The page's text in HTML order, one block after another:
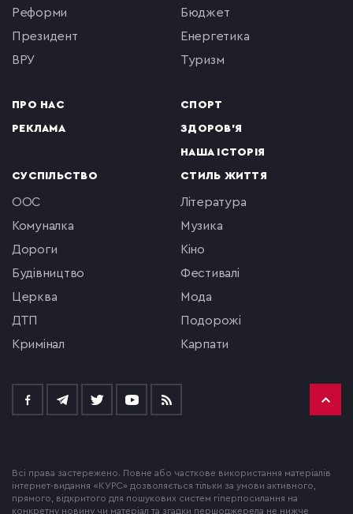
реформи
президент
ВРУ
ПРО НАС
РЕКЛАМА
бюджет
енергетика
туризм
СПОРТ
ЗДОРОВ'Я
НАША ІСТОРІЯ
СУСПІЛЬСТВО
ООС
комуналка
Дороги
будівництво
церква
ДТП
кримінал
СТИЛЬ ЖИТТЯ
література
музика
кіно
фестивалі
мода
подорожі
Карпати
Всі права застережено. Повне або часткове використання матеріалів
інтернет-видання «КУРС» дозволяється тільки за умови активного,
прямого, відкритого для пошукових систем гіперпосилання на
конкретну новину чи матеріал та згадки першоджерела не нижче